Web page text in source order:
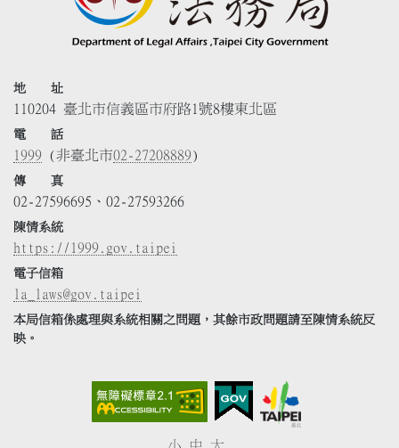
地 址
110204 臺北市信義區市府路1號8樓東北區
電 話
1999 (非臺北市02-27208889)
傳 真
02-27596695、02-27593266
陳情系統
https://1999.gov.taipei
電子信箱
la_laws@gov.taipei
本局信箱係處理與系統相關之問題，其餘市政問題請至陳情系統反
映。